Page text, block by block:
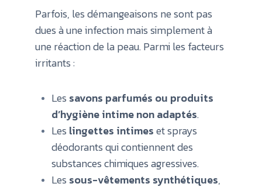
Parfois, les démangeaisons ne sont pas
dues à une infection mais simplement à
une réaction de la peau. Parmi les facteurs
irritants :
Les savons parfumés ou produits
d’hygiène intime non adaptés.
Les lingettes intimeset sprays
déodorants qui contiennent des
substances chimiques agressives.
Les sous-vêtements synthétiques,